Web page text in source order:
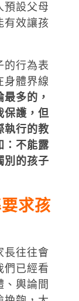
預設父母
有效讓孩
的行為表
身體界線
多的，
保護，但
執行的教
：不能露
別的孩子
求孩
長往往會
們已經看
輿論間